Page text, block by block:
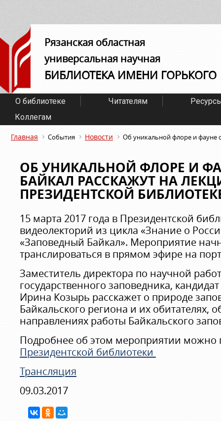
Рязанская областная
универсальная научная
БИБЛИОТЕКА ИМЕНИ ГОРЬКОГО
О библиотеке Читателям
Коллегам
Главная События Новости Об уникальной флоре и фауне
ОБ УНИКАЛЬНОЙ ФЛОРЕ И
БАЙКАЛ РАССКАЖУТ НА
ПРЕЗИДЕНТСКОЙ
15 марта 2017 года в Президентской
видеолекторий из цикла «Знание о
«Заповедный Байкал». Мероприятие
транслироваться в прямом эфире на
Заместитель директора по научной
государственного заповедника,
Ирина Козырь расскажет о природе
Байкальского региона и их обитателях,
направлениях работы Байкальского
Подробнее об этом мероприятии можно
Президентской библиотеки
Трансляция
09.03.2017